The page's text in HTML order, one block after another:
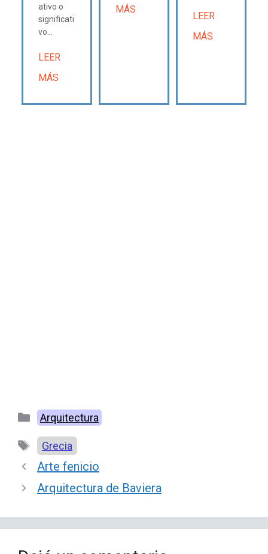
ativo o
significati
vo...
LEER
MÁS
MÁS
LEER
MÁS
Categorías
Arquitectura
Etiquetas
Grecia
Arte fenicio
Arquitectura de Baviera